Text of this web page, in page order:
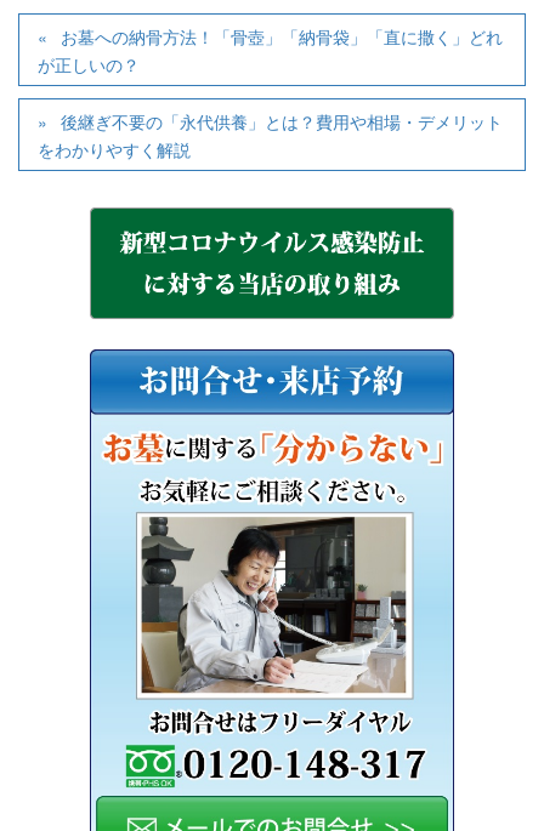
お墓への納骨方法！「骨壺」「納骨袋」「直に撒く」どれ
が正しいの？
後継ぎ不要の「永代供養」とは？費用や相場・デメリット
をわかりやすく解説